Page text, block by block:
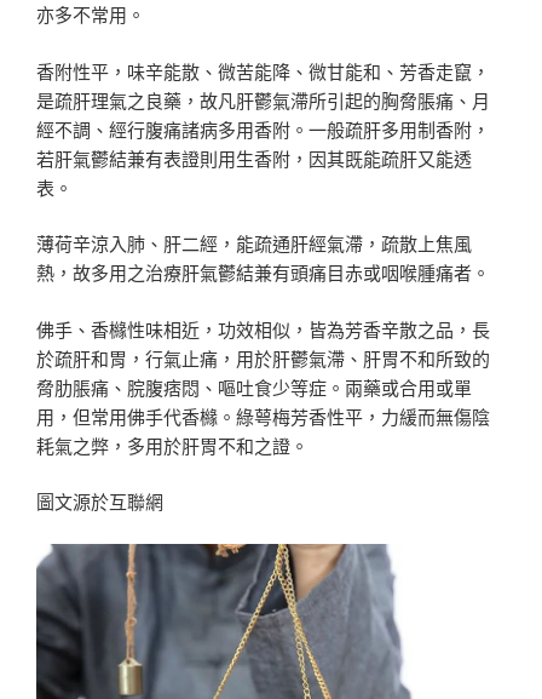
亦多不常用。
香附性平，味辛能散、微苦能降、微甘能和、芳香走竄，
是疏肝理氣之良藥，故凡肝鬱氣滯所引起的胸脅脹痛、月
經不調、經行腹痛諸病多用香附。一般疏肝多用制香附，
若肝氣鬱結兼有表證則用生香附，因其既能疏肝又能透
表。
薄荷辛涼入肺、肝二經，能疏通肝經氣滯，疏散上焦風
熱，故多用之治療肝氣鬱結兼有頭痛目赤或咽喉腫痛者。
佛手、香櫞性味相近，功效相似，皆為芳香辛散之品，長
於疏肝和胃，行氣止痛，用於肝鬱氣滯、肝胃不和所致的
脅肋脹痛、脘腹痞悶、嘔吐食少等症。兩藥或合用或單
用，但常用佛手代香櫞。綠萼梅芳香性平，力緩而無傷陰
耗氣之弊，多用於肝胃不和之證。
圖文源於互聯網